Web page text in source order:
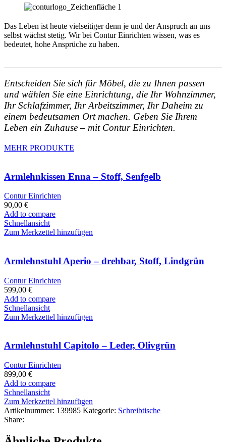
Das Leben ist heute vielseitiger denn je und der Anspruch an uns
selbst wächst stetig. Wir bei Contur Einrichten wissen, was es
bedeutet, hohe Ansprüche zu haben.
Entscheiden Sie sich für Möbel, die zu Ihnen passen
und wählen Sie eine Einrichtung, die Ihr Wohnzimmer,
Ihr Schlafzimmer, Ihr Arbeitszimmer, Ihr Daheim zu
einem bedeutsamen Ort machen. Geben Sie Ihrem
Leben ein Zuhause – mit Contur Einrichten.
MEHR PRODUKTE
Armlehnkissen Enna – Stoff, Senfgelb
Contur Einrichten
90,00 €
Add to compare
Schnellansicht
Zum Merkzettel hinzufügen
Armlehnstuhl Aperio – drehbar, Stoff, Lindgrün
Contur Einrichten
599,00 €
Add to compare
Schnellansicht
Zum Merkzettel hinzufügen
Armlehnstuhl Capitolo – Leder, Olivgrün
Contur Einrichten
899,00 €
Add to compare
Schnellansicht
Zum Merkzettel hinzufügen
Artikelnummer: 139985 Kategorie: Schreibtische
Share: